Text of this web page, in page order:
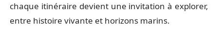
chaque itinéraire devient une invitation à explorer,
entre histoire vivante et horizons marins.